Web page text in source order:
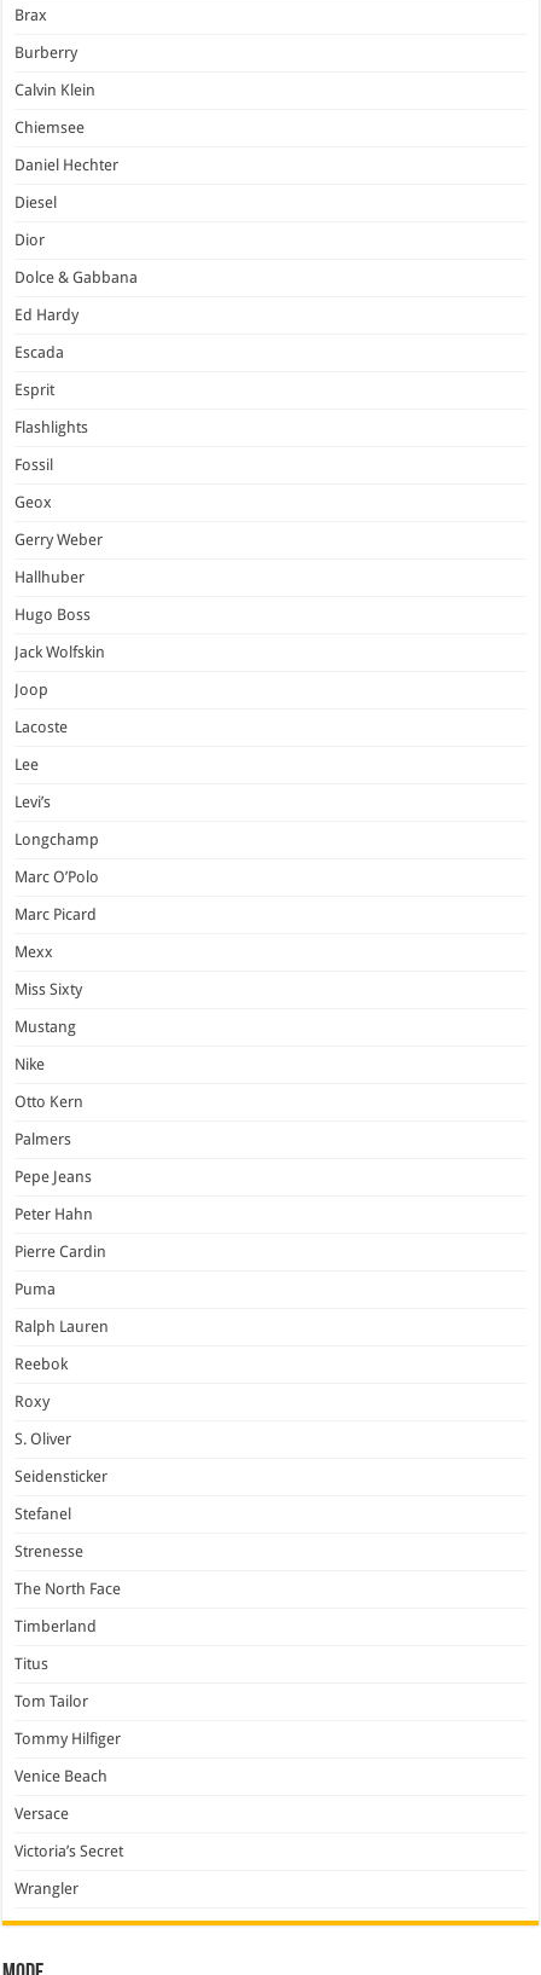
Brax
Burberry
Calvin Klein
Chiemsee
Daniel Hechter
Diesel
Dior
Dolce & Gabbana
Ed Hardy
Escada
Esprit
Flashlights
Fossil
Geox
Gerry Weber
Hallhuber
Hugo Boss
Jack Wolfskin
Joop
Lacoste
Lee
Levi’s
Longchamp
Marc O’Polo
Marc Picard
Mexx
Miss Sixty
Mustang
Nike
Otto Kern
Palmers
Pepe Jeans
Peter Hahn
Pierre Cardin
Puma
Ralph Lauren
Reebok
Roxy
S. Oliver
Seidensticker
Stefanel
Strenesse
The North Face
Timberland
Titus
Tom Tailor
Tommy Hilfiger
Venice Beach
Versace
Victoria’s Secret
Wrangler